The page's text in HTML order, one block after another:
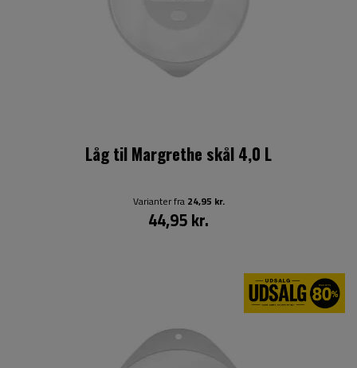
Låg til Margrethe skål 4,0 L
Varianter fra24,95 kr.
44,95 kr.